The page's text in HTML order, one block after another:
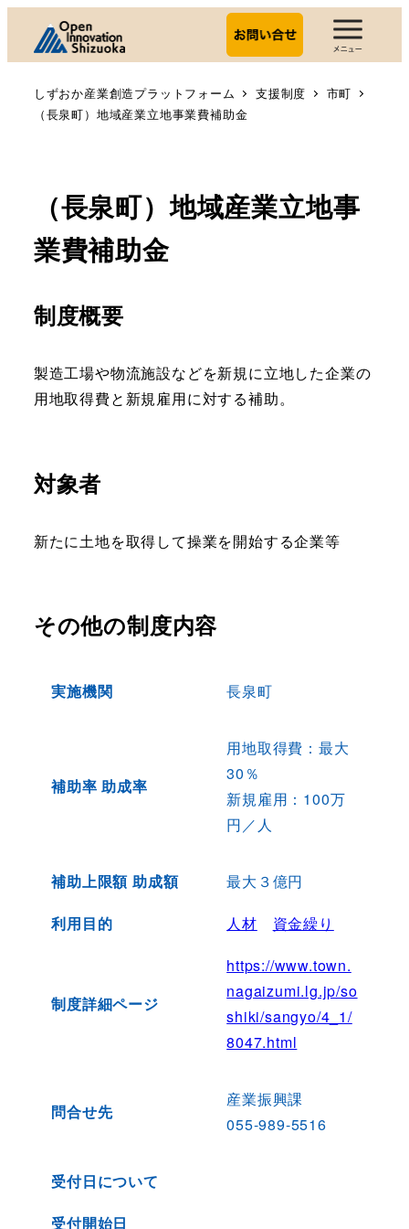
しずおか産業創造プラットフォーム 支援制度
市町
（長泉町）地域産業立地事業費補助金
（長泉町）地域産業立地事
業費補助金
制度概要
製造工場や物流施設などを新規に立地した企業の
用地取得費と新規雇用に対する補助。
対象者
新たに土地を取得して操業を開始する企業等
その他の制度内容
実施機関 長泉町
補助率 助成率
用地取得費：最大
30％
新規雇用：100万
円／人
補助上限額 助成額
最大３億円
利用目的
人材 資金繰り
制度詳細ページ
https://www.town.
nagaizumi.lg.jp/so
shiki/sangyo/4_1/
8047.html
問合せ先
産業振興課
055-989-5516
受付日について
受付開始日